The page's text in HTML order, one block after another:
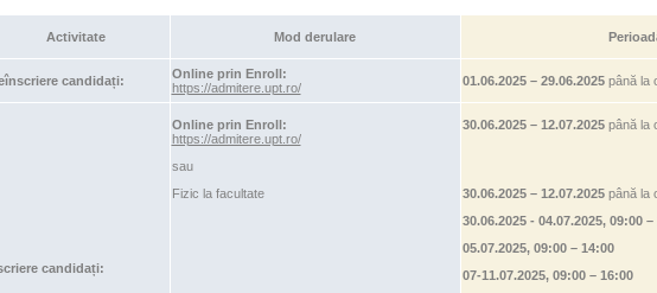
Activitate Mod derulare
înscriere candidați:
Online prin Enroll:
https://admitere.upt.ro/
01.06.2025 – 29.06.2025până la
candidați:
Online prin Enroll:
https://admitere.upt.ro/
sau
Fizic la facultate
30.06.2025 – 12.07.2025până la
30.06.2025 – 12.07.2025până la
30.06.2025 - 04.07.2025, 09:00 –
05.07.2025, 09:00 – 14:00
07-11.07.2025, 09:00 – 16:00